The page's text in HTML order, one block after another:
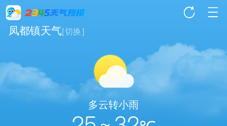
凤都镇天气[切换]
多云转小雨